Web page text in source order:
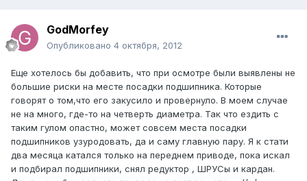
GodMorfey
Опубликовано 4 октября, 2012
Еще хотелось бы добавить, что при осмотре были выявлены не
большие риски на месте посадки подшипника. Которые
говорят о том,что его закусило и провернуло. В моем случае
не на много, где-то на четверть диаметра. Так что ездить с
таким гулом опастно, может совсем места посадки
подшипников узуродовать, да и саму главную пару. Я к стати
два месяца катался только на переднем приводе, пока искал
и подбирал подшипники, снял редуктор , ШРУСы и кардан.